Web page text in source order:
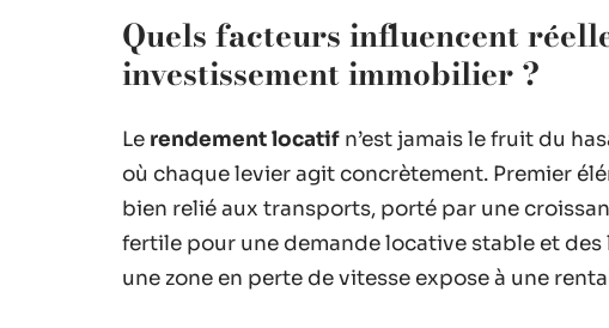
Quels facteurs influencent
investissement immobilier ?
Le rendement locatif n’est jamais le fruit du
où chaque levier agit concrètement. Premier
bien relié aux transports, porté par une
fertile pour une demande locative stable et des
une zone en perte de vitesse expose à une